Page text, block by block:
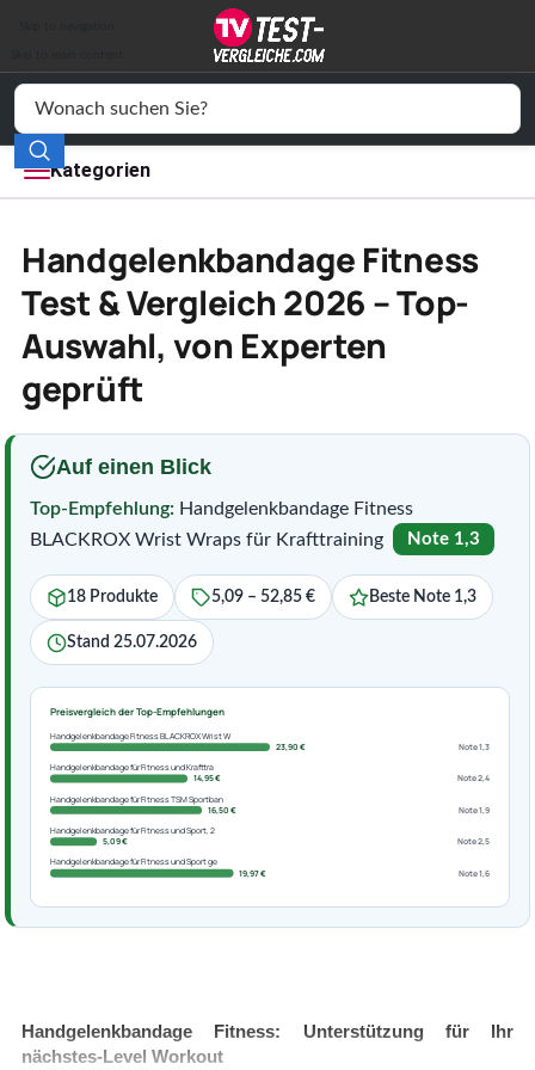
Kategorien
Elektronik
Freizeit
Wohnen
Service
Vergleichssiegel
Handgelenkbandage Fitness
Test & Vergleich 2026 – Top-
Auswahl, von Experten
geprüft
Auf einen Blick
Top-Empfehlung: Handgelenkbandage Fitness
BLACKROX Wrist Wraps für Krafttraining
Note 1,3
18 Produkte 5,09 – 52,85 € Beste Note 1,3
Stand 25.07.2026
Preisvergleich der Top-Empfehlungen
Handgelenkbandage Fitness BLACKROX Wrist W
23,90 €
Note 1,3
Handgelenkbandage für Fitness und Krafttra
14,95 €
Note 2,4
Handgelenkbandage für Fitness TSM Sportban
16,50 €
Note 1,9
Handgelenkbandage für Fitness und Sport, 2
5,09 €
Note 2,5
Handgelenkbandage für Fitness und Sport ge
19,97 €
Note 1,6
Handgelenkbandage Fitness: Unterstützung für Ihr
nächstes-Level Workout